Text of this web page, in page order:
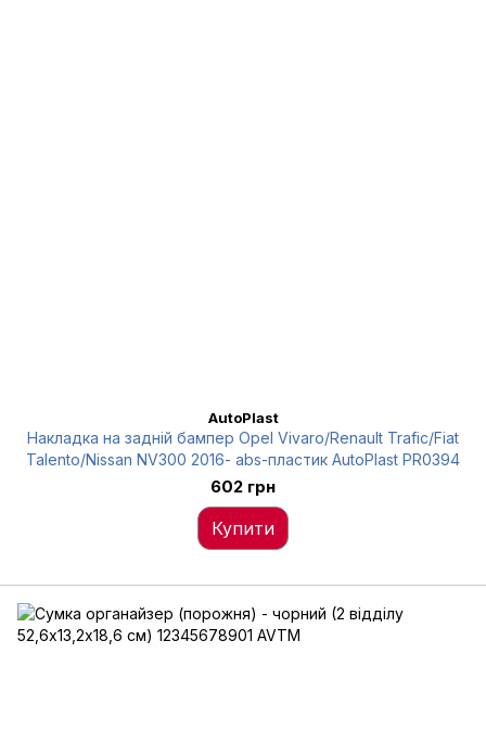
AutoPlast
Накладка на задній бампер Opel Vivaro/Renault Trafic/Fiat
Talento/Nissan NV300 2016- abs-пластик AutoPlast PR0394
602 грн
Купити